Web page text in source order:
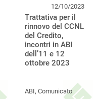
12/10/2023
Trattativa per il
rinnovo del CCNL
del Credito,
incontri in ABI
dell’11 e 12
ottobre 2023
ABI, Comunicato